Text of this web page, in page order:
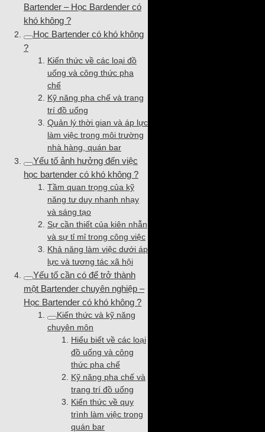
Bartender – Học Bardender có
khó không ?
Học Bartender có khó không
?
Kiến thức về các loại đồ
uống và công thức pha
chế
Kỹ năng pha chế và trang
trí đồ uống
Quản lý thời gian và áp lực
làm việc trong môi trường
nhà hàng, quán bar
Yếu tố ảnh hưởng đến việc
học bartender có khó không ?
Tầm quan trọng của kỹ
năng tư duy nhanh nhạy
và sáng tạo
Sự cần thiết của kiên nhẫn
và sự tỉ mỉ trong công việc
Khả năng làm việc dưới áp
lực và tương tác xã hội
Yếu tố cần có để trở thành
một Bartender chuyên nghiệp –
Học Bartender có khó không ?
Kiến thức và kỹ năng
chuyên môn
Hiểu biết về các loại
đồ uống và công
thức pha chế
Kỹ năng pha chế và
trang trí đồ uống
Kiến thức về quy
trình làm việc trong
quán bar